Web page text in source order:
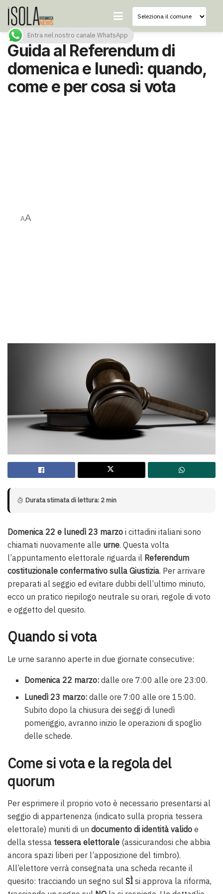
Guida al Referendum di
domenica e lunedì: quando,
come e per cosa si vota
AA
Durata stimata di lettura: 2 min
Domenica 22 e lunedì 23 marzo i cittadini italiani sono
chiamati nuovamente alle urne. Questa volta
l’appuntamento elettorale riguarda il Referendum
costituzionale confermativo sulla Giustizia. Per arrivare
preparati al seggio ed evitare dubbi dell’ultimo minuto,
ecco un pratico riepilogo neutrale su orari, regole di voto
e oggetto del quesito.
Quando si vota
Le urne saranno aperte in due giornate consecutive:
Domenica 22 marzo: dalle ore 7:00 alle ore 23:00.
Lunedì 23 marzo: dalle ore 7:00 alle ore 15:00.
Subito dopo la chiusura dei seggi di lunedì
pomeriggio, avranno inizio le operazioni di spoglio
delle schede.
Come si vota e la regola del
quorum
Per esprimere il proprio voto è necessario presentarsi al
seggio di appartenenza (indicato sulla propria tessera
elettorale) muniti di un documento di identità valido e
della stessa tessera elettorale (assicurandosi che abbia
ancora spazi liberi per l’apposizione del timbro).
All’elettore verrà consegnata una scheda recante il
quesito: tracciando un segno sul SÌ si approva la riforma,
Entra nel nostro canale WhatsApp